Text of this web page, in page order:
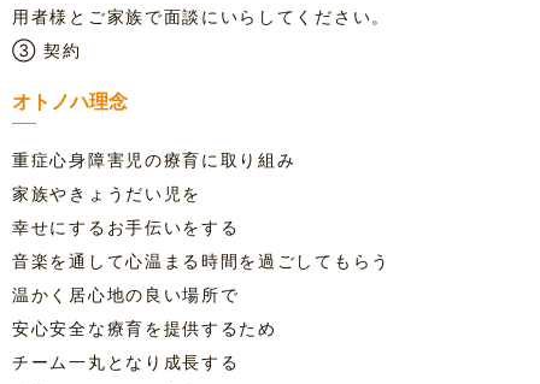
用者様とご家族で面談にいらしてください。
③ 契約
オトノハ理念
重症心身障害児の療育に取り組み
家族やきょうだい児を
幸せにするお手伝いをする
音楽を通して心温まる時間を過ごしてもらう
温かく居心地の良い場所で
安心安全な療育を提供するため
チーム一丸となり成長する